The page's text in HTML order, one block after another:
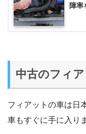
障率
中古のフィ
フィアットの車は日
車もすぐに手に入り